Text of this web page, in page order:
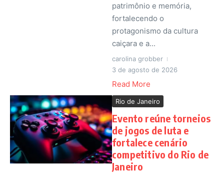
patrimônio e memória,
fortalecendo o
protagonismo da cultura
caiçara e a...
carolina grobber
3 de agosto de 2026
Read More
Rio de Janeiro
Evento reúne torneios
de jogos de luta e
fortalece cenário
competitivo do Rio de
Janeiro